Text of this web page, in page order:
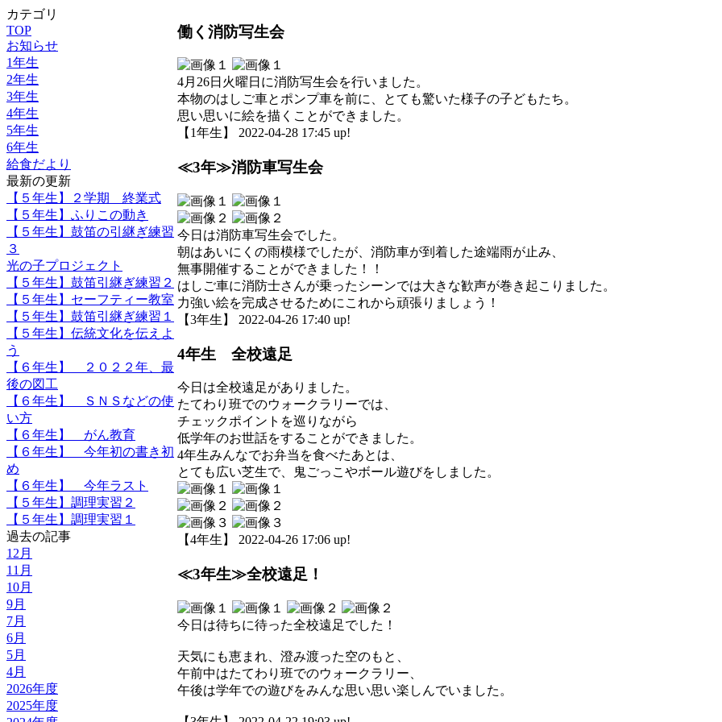
カテゴリ
TOP
お知らせ
1年生
2年生
3年生
4年生
5年生
6年生
給食だより
最新の更新
【５年生】２学期 終業式
【５年生】ふりこの動き
【５年生】鼓笛の引継ぎ練習
３
光の子プロジェクト
【５年生】鼓笛引継ぎ練習２
【５年生】セーフティー教室
【５年生】鼓笛引継ぎ練習１
【５年生】伝統文化を伝えよ
う
【６年生】 ２０２２年、最
後の図工
【６年生】 ＳＮＳなどの使
い方
【６年生】 がん教育
【６年生】 今年初の書き初
め
【６年生】 今年ラスト
【５年生】調理実習２
【５年生】調理実習１
過去の記事
12月
11月
10月
9月
7月
6月
5月
4月
2026年度
2025年度
働く消防写生会
4月26日火曜日に消防写生会を行いました。
本物のはしご車とポンプ車を前に、とても驚いた様子の子どもたち。
思い思いに絵を描くことができました。
【1年生】 2022-04-28 17:45 up!
≪3年≫消防車写生会
今日は消防車写生会でした。
朝はあいにくの雨模様でしたが、消防車が到着した途端雨が止み、
無事開催することができました！！
はしご車に消防士さんが乗ったシーンでは大きな歓声が巻き起こりました。
力強い絵を完成させるためにこれから頑張りましょう！
【3年生】 2022-04-26 17:40 up!
4年生 全校遠足
今日は全校遠足がありました。
たてわり班でのウォークラリーでは、
チェックポイントを巡りながら
低学年のお世話をすることができました。
4年生みんなでお弁当を食べたあとは、
とても広い芝生で、鬼ごっこやボール遊びをしました。
【4年生】 2022-04-26 17:06 up!
≪3年生≫全校遠足！
今日は待ちに待った全校遠足でした！
天気にも恵まれ、澄み渡った空のもと、
午前中はたてわり班でのウォークラリー、
午後は学年での遊びをみんな思い思い楽しんでいました。